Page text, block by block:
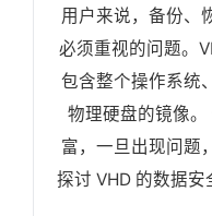
用户来说，备份、
必须重视的问题。
包含整个操作系统
物理硬盘的镜像
富，一旦出现问题
探讨 VHD 的数据安